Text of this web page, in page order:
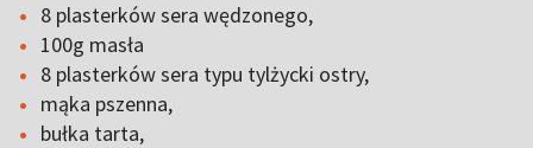
8 plasterków sera wędzonego,
100g masła
8 plasterków sera typu tylżycki ostry,
mąka pszenna,
bułka tarta,